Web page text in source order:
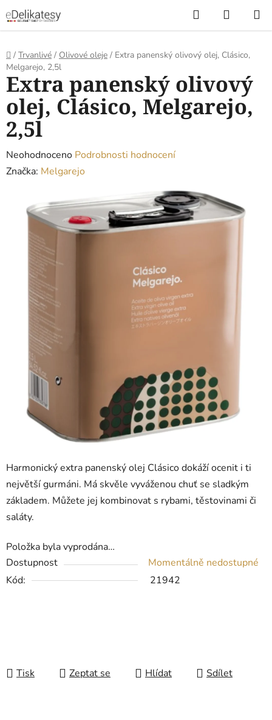
na
obsah
Hledat
KOŠÍK
Domů
/ Trvanlivé / Olivové oleje / Extra panenský olivový olej, Clásico,
Melgarejo, 2,5l
Harmonický extra panenský olej Clásico dokáží ocenit i ti
největší gurmáni. Má skvěle vyváženou chuť se sladkým
základem. Můžete jej kombinovat s rybami, těstovinami či
saláty.
Položka byla vyprodána…
Dostupnost
Momentálně nedostupné
Kód:
21942
Tisk Zeptat se Hlídat Sdílet
Extra panenský olivový
olej, Clásico, Melgarejo,
2,5l
Průměrné
hodnocení
hvězdiček.
Neohodnoceno Podrobnosti hodnocení
Značka: Melgarejo